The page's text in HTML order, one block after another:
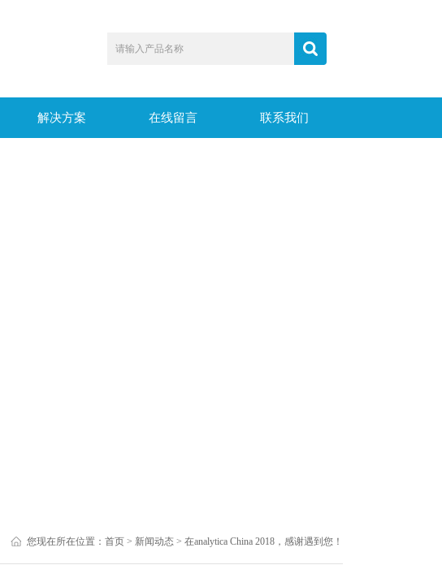
解决方案 在线留言 联系我们
您现在所在位置： 首页 > 新闻动态 > 在analytica China 2018，感谢遇到您！